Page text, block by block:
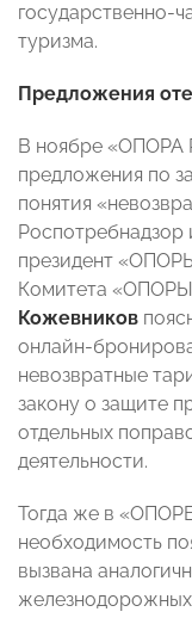
государственно-
туризма.
Предложения
В ноябре «ОПОРА
предложения по
понятия
президент
Комитета
Кожевников
онлайн-
невозвратные
закону о защите
отдельных
деятельности.
Тогда же в
необходимость
вызвана
железнодорожных